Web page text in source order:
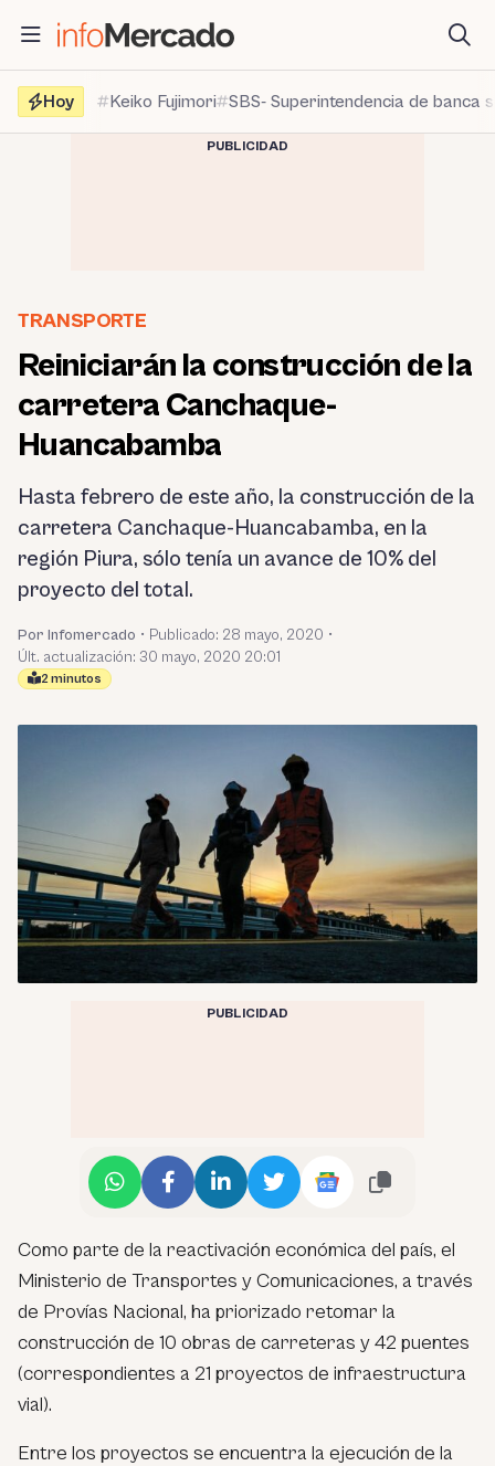
contenido
Hoy
Keiko Fujimori SBS- Superintendencia de banca
PUBLICIDAD
TRANSPORTE
Reiniciarán la construcción de la
carretera Canchaque-
Huancabamba
Hasta febrero de este año, la construcción de la
carretera Canchaque-Huancabamba, en la
región Piura, sólo tenía un avance de 10% del
proyecto del total.
Por Infomercado • Publicado: 28 mayo, 2020 •
Últ. actualización: 30 mayo, 2020 20:01
2 minutos
PUBLICIDAD
Como parte de la reactivación económica del país, el
Ministerio de Transportes y Comunicaciones, a través
de Provías Nacional, ha priorizado retomar la
construcción de 10 obras de carreteras y 42 puentes
(correspondientes a 21 proyectos de infraestructura
vial).
Entre los proyectos se encuentra la ejecución de la